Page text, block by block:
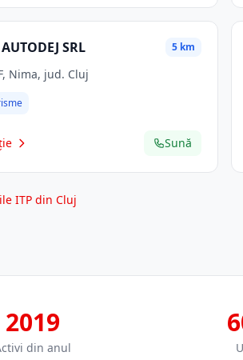
SRL 5 km
Nima, jud. Cluj
Sună
ITP din Cluj
2019
din anul